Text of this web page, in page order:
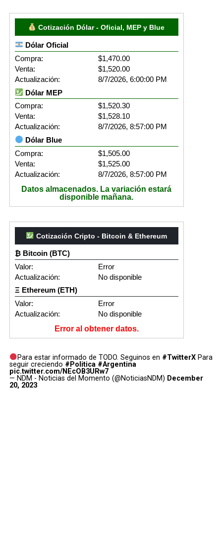
Cotización Dólar - Oficial, MEP y Blue
Dólar Oficial
Compra:
$1,470.00
Venta:
$1,520.00
Actualización:
8/7/2026, 6:00:00 PM
Dólar MEP
Compra:
$1,520.30
Venta:
$1,528.10
Actualización:
8/7/2026, 8:57:00 PM
Dólar Blue
Compra:
$1,505.00
Venta:
$1,525.00
Actualización:
8/7/2026, 8:57:00 PM
Datos almacenados. La variación estará
disponible mañana.
Cotización Cripto - Bitcoin & Ethereum
₿ Bitcoin (BTC)
Valor:
Error
Actualización:
No disponible
Ξ Ethereum (ETH)
Valor:
Error
Actualización:
No disponible
Error al obtener datos.
Para estar informado de TODO. Seguinos en #TwitterX Para
seguir creciendo #Politica #Argentina
pic.twitter.com/NEcOB3URw7
— NDM - Noticias del Momento (@NoticiasNDM) December
20, 2023